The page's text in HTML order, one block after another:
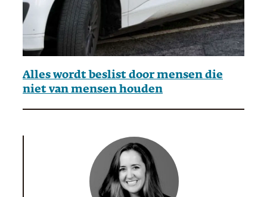
Alles wordt beslist door mensen die
niet van mensen houden